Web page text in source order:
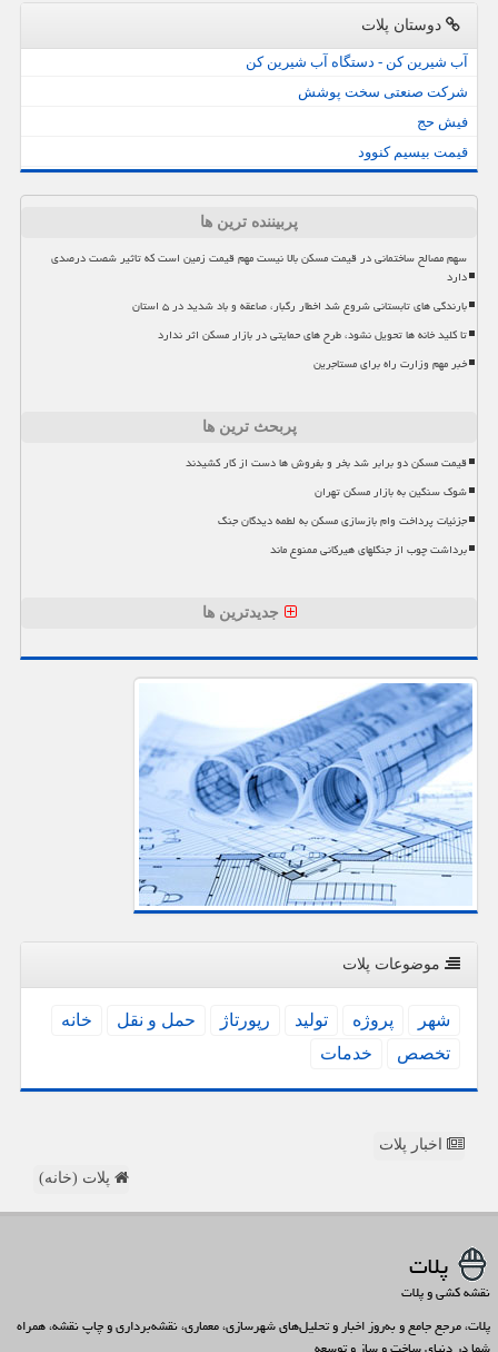
دوستان پلات
آب شیرین کن - دستگاه آب شیرین کن
شرکت صنعتی سخت پوشش
فیش حج
قیمت بیسیم کنوود
پربیننده ترین ها
سهم مصالح ساختمانی در قیمت مسکن بالا نیست مهم قیمت زمین است که تاثیر شصت درصدی
دارد
بارندگی های تابستانی شروع شد اخطار رگبار، صاعقه و باد شدید در ۵ استان
تا کلید خانه ها تحویل نشود، طرح های حمایتی در بازار مسکن اثر ندارد
خبر مهم وزارت راه برای مستاجرین
پربحث ترین ها
قیمت مسکن دو برابر شد بخر و بفروش ها دست از کار کشیدند
شوک سنگین به بازار مسکن تهران
جزئیات پرداخت وام بازسازی مسکن به لطمه دیدگان جنگ
برداشت چوب از جنگلهای هیرکانی ممنوع ماند
جدیدترین ها
موضوعات پلات
شهر پروژه تولید رپورتاژ حمل و نقل
خانه
تخصص
خدمات
اخبار پلات
پلات (خانه)
پلات
نقشه کشی و پلات
پلات، مرجع جامع و به‌روز اخبار و تحلیل‌های شهرسازی، معماری، نقشه‌برداری و چاپ نقشه، همراه